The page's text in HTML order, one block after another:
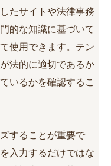
たサイトや法律事務
的な知識に基づいて
使用できます。テン
法的に適切であるか
いるかを確認するこ
することが重要で
入力するだけではな